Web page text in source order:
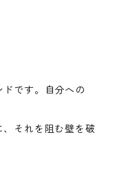
です。自分への
それを阻む壁を破